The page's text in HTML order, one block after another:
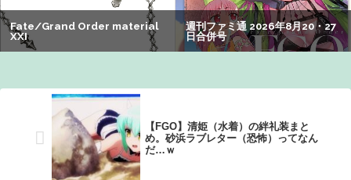
【悲報】女性「男への最大ダメージはこれ」←お前ら耐え
られる？
にも分からないｗｗｗｗ：26/08/08のニュース
【FGO】清姫（水着）の絆礼装まと
め。砂浜ラブレター（恐怖）ってなん
だ…ｗ